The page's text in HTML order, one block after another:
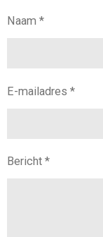
Naam *
E-mailadres *
Bericht *